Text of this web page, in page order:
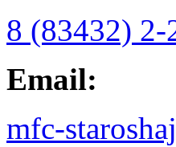
8 (83432) 2-
Email:
mfc-